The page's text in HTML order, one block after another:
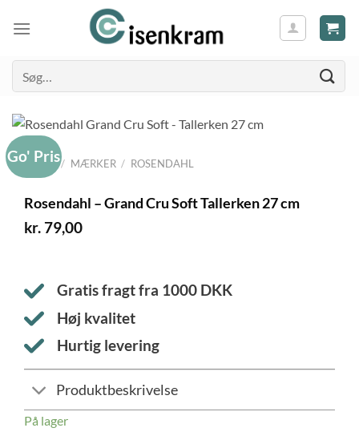
efter:
FORSIDE / MÆRKER / ROSENDAHL
Go' Pris
Rosendahl – Grand Cru Soft Tallerken 27 cm
kr. 79,00
Gratis fragt fra 1000 DKK
Høj kvalitet
Hurtig levering
Produktbeskrivelse
På lager